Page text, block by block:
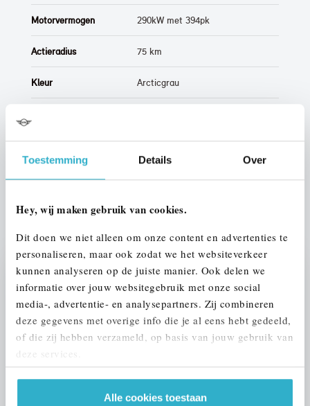
Toestemming Details Over
Hey, wij maken gebruik van cookies.
Dit doen we niet alleen om onze content en advertenties te
personaliseren, maar ook zodat we het websiteverkeer
kunnen analyseren op de juiste manier. Ook delen we
informatie over jouw websitegebruik met onze social
media-, advertentie- en analysepartners. Zij combineren
deze gegevens met overige info die je al eens hebt gedeeld,
of die zij hebben verzameld, op basis van jouw gebruik van
deze services.
Alle cookies toestaan
Stap 1 van 3
UW AUTO INRUILEN?
Motorvermogen 290kW met 394pk
Actieradius 75 km
Kleur Arcticgrau
Btw/Marge Marge